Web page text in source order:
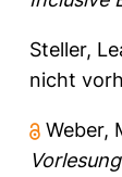
Steller,
nicht
Weber,